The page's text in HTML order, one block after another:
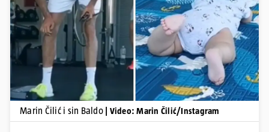
Pokretanje videa...
Marin Čilić i sin Baldo | Video: Marin Čilić/Instagram